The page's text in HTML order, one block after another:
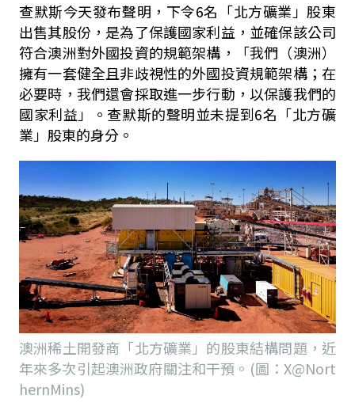
查默斯今天發布聲明，下令6名「北方礦業」股東
出售其股份，是為了保護國家利益，並確保該公司
符合澳洲對外國投資的規範架構，「我們（澳洲）
擁有一套健全且非歧視性的外國投資規範架構；在
必要時，我們還會採取進一步行動，以保護我們的
國家利益」。查默斯的聲明並未提到6名「北方礦
業」股東的身分。
澳洲稀土開發商「北方礦業」的股東結構問題，近
年來多次引起澳洲政府關注和干預。(圖：X@Nort
hernMins)